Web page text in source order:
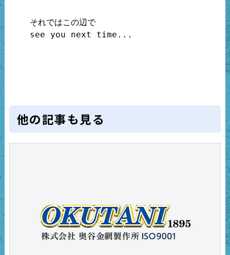
それではこの辺で
see you next time...
他の記事も見る